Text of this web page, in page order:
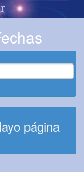
página